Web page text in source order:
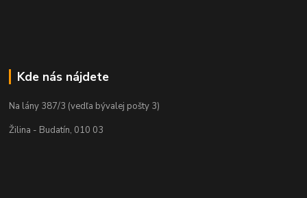
Kde nás nájdete
Na lány 387/3 (vedľa bývalej pošty 3)
Žilina - Budatín, 010 03